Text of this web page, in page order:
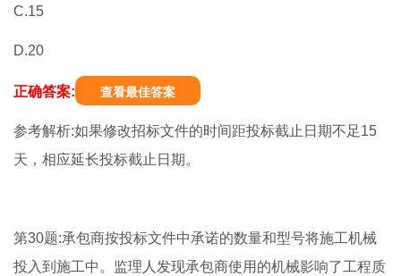
C.15
D.20
正确答案: 查看最佳答案
参考解析:如果修改招标文件的时间距投标截止日期不足15
天，相应延长投标截止日期。
第30题:承包商按投标文件中承诺的数量和型号将施工机械
投入到施工中。监理人发现承包商使用的机械影响了工程质